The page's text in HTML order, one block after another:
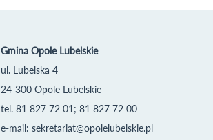
Gmina Opole Lubelskie
ul. Lubelska 4
24-300 Opole Lubelskie
tel. 81 827 72 01; 81 827 72 00
e-mail: sekretariat@opolelubelskie.pl